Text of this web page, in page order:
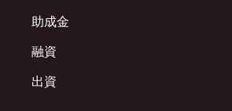
助成金
融資
出資